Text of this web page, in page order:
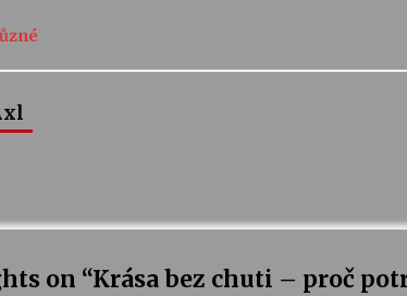
on “Krása bez chuti – proč